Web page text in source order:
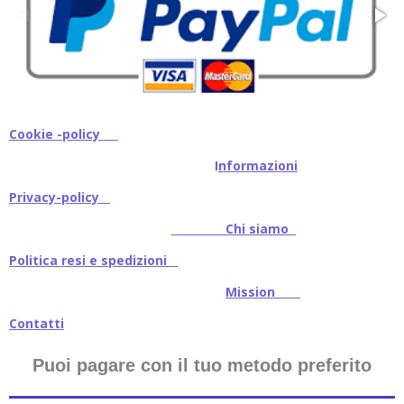
Cookie -policy
Informazioni
Privacy-policy
Chi siamo
Politica resi e spedizioni
Mission
Contatti
Puoi pagare con il tuo metodo preferito